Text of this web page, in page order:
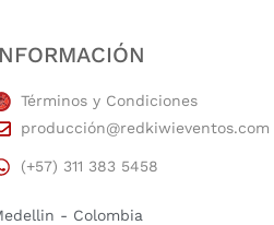
Términos y Condiciones
producción@redkiwieventos.com
(+57) 311 383 5458
- Colombia